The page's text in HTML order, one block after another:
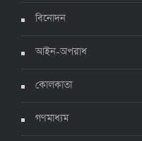
বিনোদন
আইন-অপরাধ
কোলকাতা
গণমাধ্যম